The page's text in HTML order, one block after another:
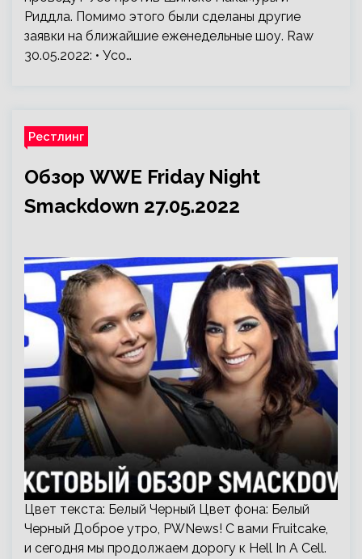
Риддла. Помимо этого были сделаны другие
заявки на ближайшие еженедельные шоу. Raw
30.05.2022: • Усо…
Рестлинг
Обзор WWE Friday Night
Smackdown 27.05.2022
Цвет текста: Белый Черный Цвет фона: Белый
Черный Доброе утро, PWNews! С вами Fruitcake,
и сегодня мы продолжаем дорогу к Hell In A Cell.